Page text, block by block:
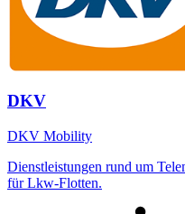
DKV
DKV Mobility
Dienstleistungen rund um
für Lkw-Flotten.